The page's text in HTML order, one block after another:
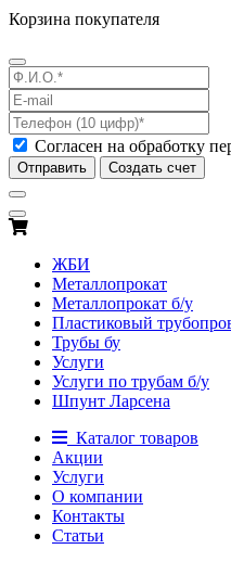
Корзина покупателя
Согласен на обработку
Отправить Создать счет
ЖБИ
Металлопрокат
Металлопрокат б/у
Пластиковый
Трубы бу
Услуги
Услуги по трубам б/у
Шпунт Ларсена
Каталог товаров
Акции
Услуги
О компании
Контакты
Статьи